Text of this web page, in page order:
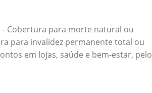
- Cobertura para morte natural ou
para invalidez permanente total ou
em lojas, saúde e bem-estar, pelo